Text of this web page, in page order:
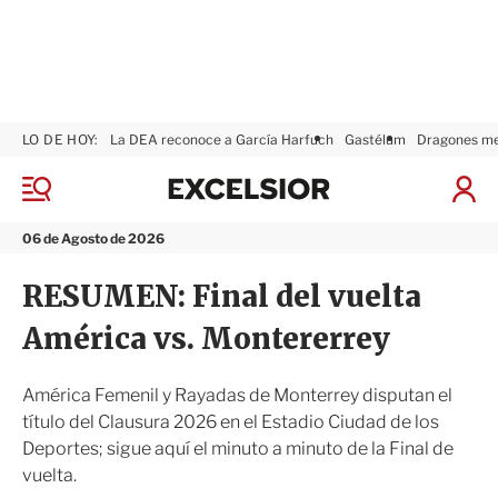
M
n
06 de Agosto de 2026
LO DE HOY: La DEA reconoce a García Harfuch Gastélum Dragones
I
x
i
r
RESUMEN: Final del vuelta
América vs. Montererrey
América Femenil y Rayadas de Monterrey disputan el
título del Clausura 2026 en el Estadio Ciudad de los
Deportes; sigue aquí el minuto a minuto de la Final de
vuelta.